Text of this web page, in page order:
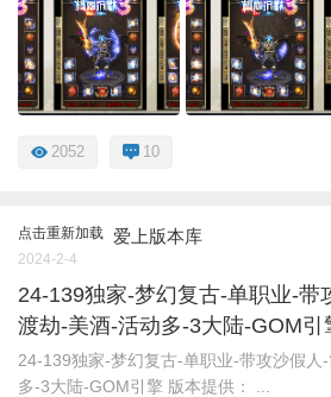
2052 10
点击重新加载 爱上版本库
2024-2-4
24-139独家-梦幻复古-单职业-带
渡劫-美酒-活动多-3大陆-GOM引
24-139独家-梦幻复古-单职业-带攻沙假人
多-3大陆-GOM引擎 版本提供： ...